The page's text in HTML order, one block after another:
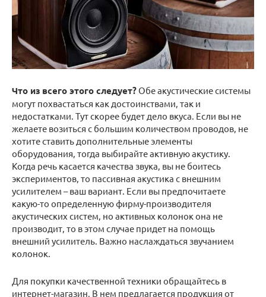
Что из всего этого следует? Обе акустические системы
могут похвастаться как достоинствами, так и
недостатками. Тут скорее будет дело вкуса. Если вы не
желаете возиться с большим количеством проводов, не
хотите ставить дополнительные элементы
оборудования, тогда выбирайте активную акустику.
Когда речь касается качества звука, вы не боитесь
экспериментов, то пассивная акустика с внешним
усилителем – ваш вариант. Если вы предпочитаете
какую-то определенную фирму-производителя
акустических систем, но активных колонок она не
производит, то в этом случае придет на помощь
внешний усилитель. Важно наслаждаться звучанием
колонок.
Для покупки качественной техники обращайтесь в
интернет-магазин. В нем предлагается продукция от